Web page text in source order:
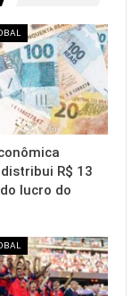
R$ 13
lucro do